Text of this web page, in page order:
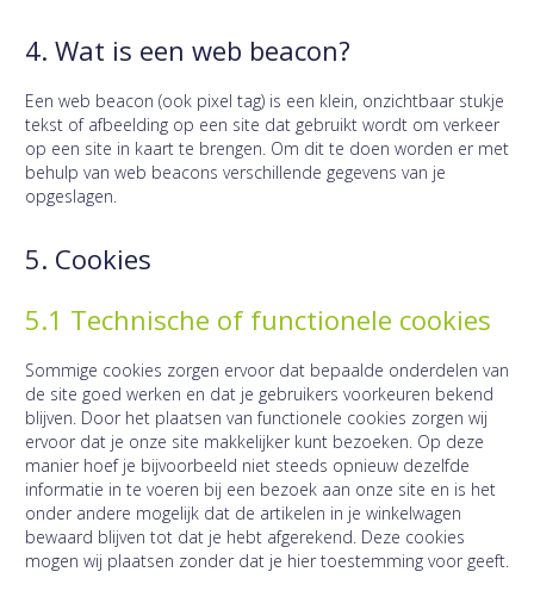
4. Wat is een web beacon?
Een web beacon (ook pixel tag) is een klein, onzichtbaar stukje
tekst of afbeelding op een site dat gebruikt wordt om verkeer
op een site in kaart te brengen. Om dit te doen worden er met
behulp van web beacons verschillende gegevens van je
opgeslagen.
5. Cookies
5.1 Technische of functionele cookies
Sommige cookies zorgen ervoor dat bepaalde onderdelen van
de site goed werken en dat je gebruikers voorkeuren bekend
blijven. Door het plaatsen van functionele cookies zorgen wij
ervoor dat je onze site makkelijker kunt bezoeken. Op deze
manier hoef je bijvoorbeeld niet steeds opnieuw dezelfde
informatie in te voeren bij een bezoek aan onze site en is het
onder andere mogelijk dat de artikelen in je winkelwagen
bewaard blijven tot dat je hebt afgerekend. Deze cookies
mogen wij plaatsen zonder dat je hier toestemming voor geeft.